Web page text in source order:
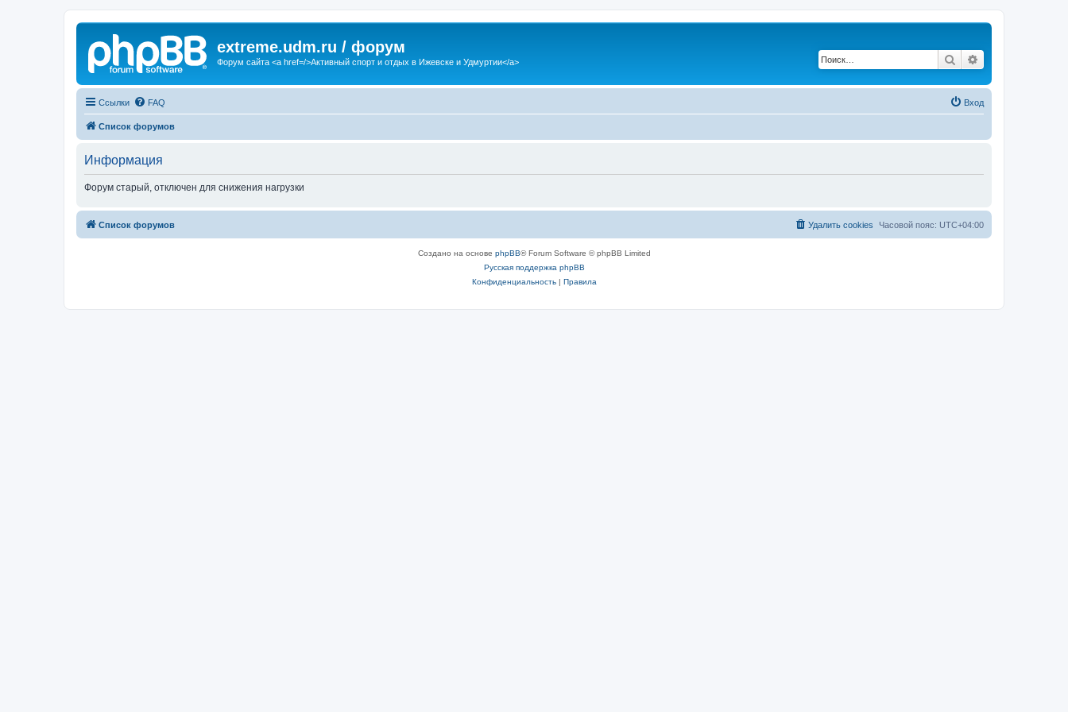
extreme.udm.ru / форум
Форум сайта <a href=/>Активный спорт и отдых в Ижевске и Удмуртии</a> Поиск
Ссылки FAQ Вход
Список форумов
Информация
Форум старый, отключен для снижения нагрузки
Список форумов Часовой пояс: UTC+04:00
Удалить cookies
Создано на основе phpBB® Forum Software © phpBB Limited
Русская поддержка phpBB
Конфиденциальность| Правила